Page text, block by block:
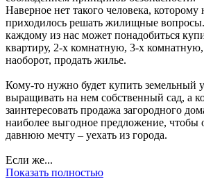
Наверное нет такого человека,
приходилось решать жилищные
каждому из нас может понадобиться
квартиру, 2-х комнатную, 3-х
наоборот, продать жилье.
Кому-то нужно будет купить земельный
выращивать на нем собственный сад, а
заинтересовать продажа загородного
наиболее выгодное предложение, чтобы
давнюю мечту – уехать из города.
Если же...
Показать полностью